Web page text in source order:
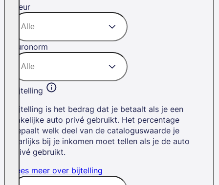
Kleur
Euronorm
Bijtelling
Bijtelling is het bedrag dat je betaalt als je een
zakelijke auto privé gebruikt. Het percentage
bepaalt welk deel van de cataloguswaarde je
jaarlijks bij je inkomen moet tellen als je de auto
privé gebruikt.
Lees meer over bijtelling